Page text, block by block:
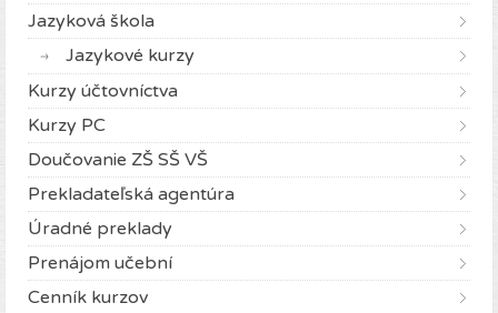
Jazyková škola
Jazykové kurzy
Kurzy účtovníctva
Kurzy PC
Doučovanie ZŠ SŠ VŠ
Prekladateľská agentúra
Úradné preklady
Prenájom učební
Cenník kurzov